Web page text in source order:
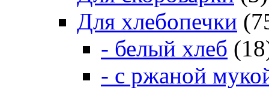
Для хлебопечки
- белый хлеб
- с ржаной